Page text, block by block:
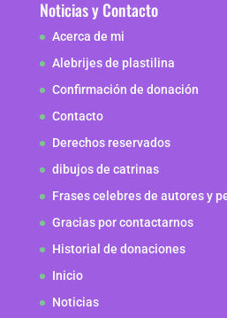
Noticias y Contacto
Acerca de mi
Alebrijes de plastilina
Confirmación de donación
Contacto
Derechos reservados
dibujos de catrinas
Frases celebres de autores y
Gracias por contactarnos
Historial de donaciones
Inicio
Noticias